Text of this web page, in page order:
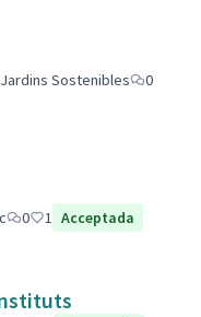
Sostenibles
0
0 1 Acceptada